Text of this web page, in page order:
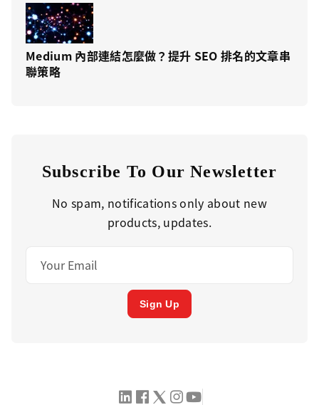
Medium 內部連結怎麼做？提升 SEO 排名的文章串
聯策略
Subscribe To Our Newsletter
No spam, notifications only about new
products, updates.
Sign Up